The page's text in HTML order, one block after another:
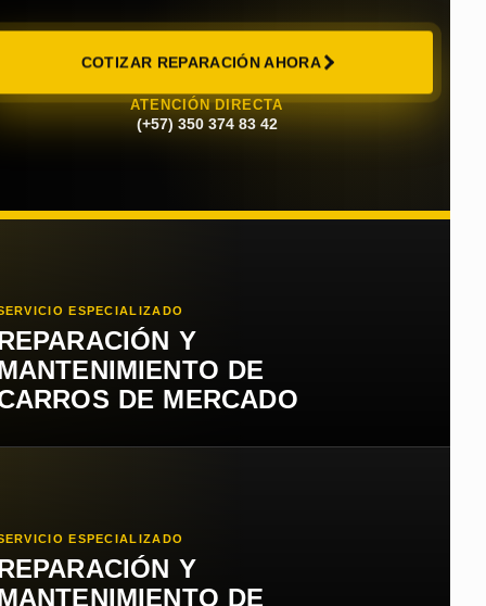
COTIZAR REPARACIÓN AHORA
ATENCIÓN DIRECTA
(+57) 350 374 83 42
ESPECIALIZADO
Y
DE
DE MERCADO
ESPECIALIZADO
Y
DE